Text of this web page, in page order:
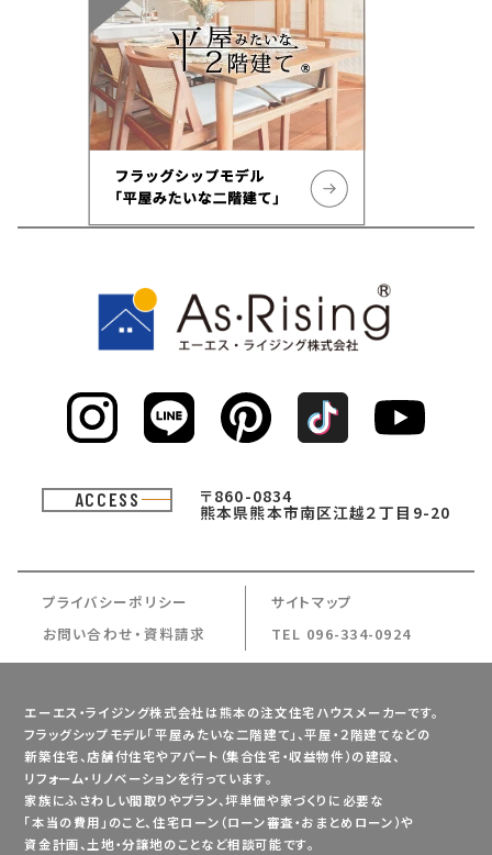
ACCESS 〒860-0834
熊本県熊本市南区江越２丁目9-20
プライバシーポリシー
サイトマップ
お問い合わせ・資料請求
TEL 096-334-0924
エーエス・ライジング株式会社は熊本の注文住宅ハウスメーカーです。
フラッグシップモデル「平屋みたいな二階建て」、平屋・２階建てなどの
新築住宅、店舗付住宅やアパート（集合住宅・収益物件）の建設、
リフォーム・リノベーションを行っています。
家族にふさわしい間取りやプラン、坪単価や家づくりに必要な
「本当の費用」のこと、住宅ローン（ローン審査・おまとめローン）や
資金計画、土地・分譲地のことなど相談可能です。